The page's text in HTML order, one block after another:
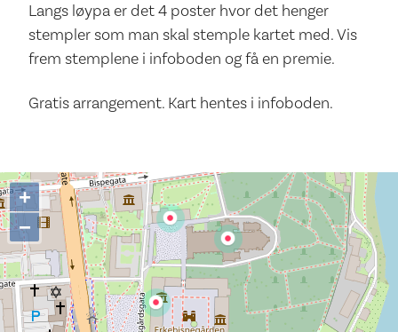
Langs løypa er det 4 poster hvor det henger
stempler som man skal stemple kartet med. Vis
frem stemplene i infoboden og få en premie.
Gratis arrangement. Kart hentes i infoboden.
+
−